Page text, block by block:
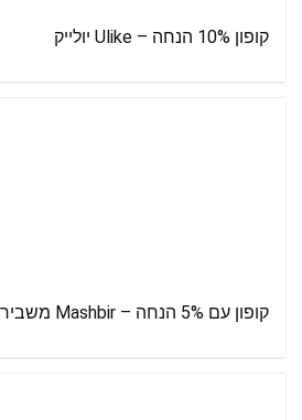
קופון 10% הנחה – Ulike יולייק
קופון עם 5% הנחה – Mashbir משביר